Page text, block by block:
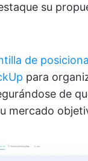
su
de
para
de
mercado